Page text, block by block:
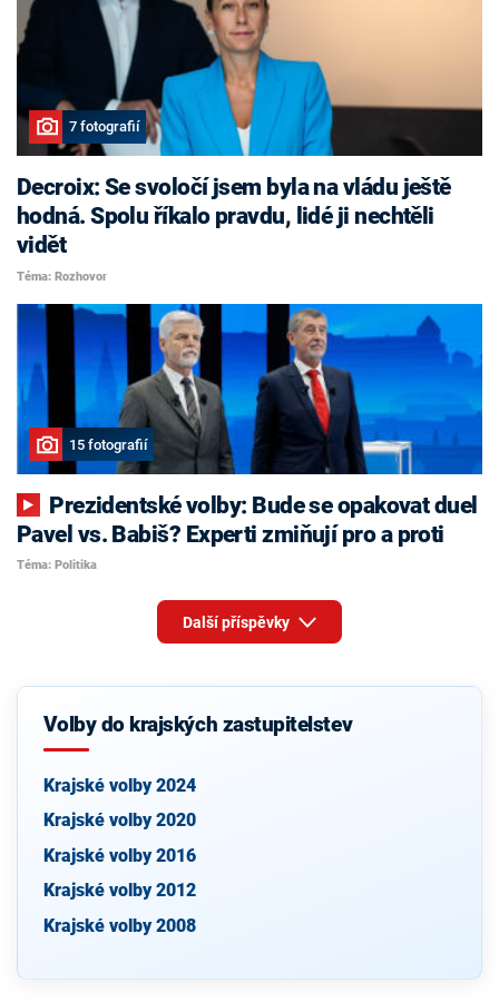
7 fotografií
Decroix: Se svoločí jsem byla na vládu ještě
hodná. Spolu říkalo pravdu, lidé ji nechtěli
vidět
Téma: Rozhovor
15 fotografií
Pavel vs. Babiš? Experti zmiňují pro a proti
Téma: Politika
Další příspěvky
Volby do krajských zastupitelstev
Krajské volby 2024
Krajské volby 2020
Krajské volby 2016
Krajské volby 2012
Krajské volby 2008